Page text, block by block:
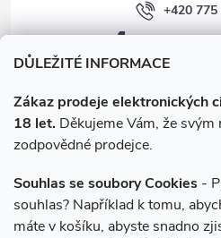
DŮLEŽITÉ INFORMACE
Zákaz prodeje elektronických
18 let. Děkujeme Vám, že
zodpovědné prodejce.
Souhlas se soubory Cookies -
souhlas? Například k tomu,
máte v košíku, abyste snadno
p
i
s
u
+420